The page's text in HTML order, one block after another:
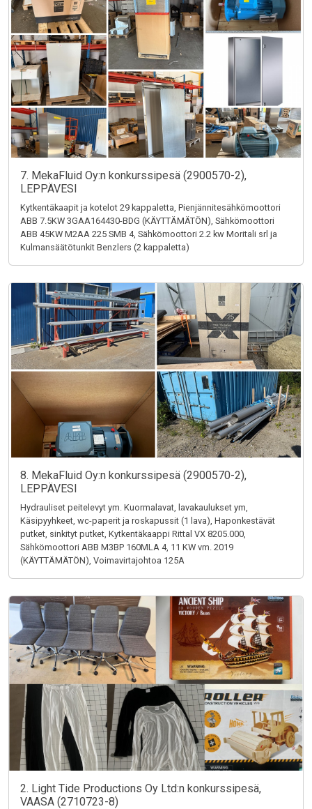
7. MekaFluid Oy:n konkurssipesä (2900570-2),
LEPPÄVESI
Kytkentäkaapit ja kotelot 29 kappaletta, Pienjännitesähkömoottori
ABB 7.5KW 3GAA164430-BDG (KÄYTTÄMÄTÖN), Sähkömoottori
ABB 45KW M2AA 225 SMB 4, Sähkömoottori 2.2 kw Moritali srl ja
Kulmansäätötunkit Benzlers (2 kappaletta)
8. MekaFluid Oy:n konkurssipesä (2900570-2),
LEPPÄVESI
Hydrauliset peitelevyt ym. Kuormalavat, lavakaulukset ym,
Käsipyyhkeet, wc-paperit ja roskapussit (1 lava), Haponkestävät
putket, sinkityt putket, Kytkentäkaappi Rittal VX 8205.000,
Sähkömoottori ABB M3BP 160MLA 4, 11 KW vm. 2019
(KÄYTTÄMÄTÖN), Voimavirtajohtoa 125A
2. Light Tide Productions Oy Ltd:n konkurssipesä,
VAASA (2710723-8)